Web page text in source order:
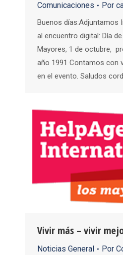
Comunicaciones Por
Buenos días:Adjuntamos
al encuentro digital: Día
Mayores, 1 de octubre,
año 1991 Contamos con
en el evento. Saludos
Vivir más – vivir
Noticias General Por